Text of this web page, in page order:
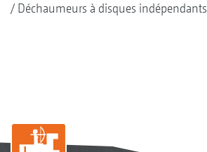
Déchaumeurs à disques indépendants